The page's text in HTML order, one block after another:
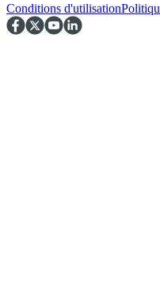
Conditions d'utilisation